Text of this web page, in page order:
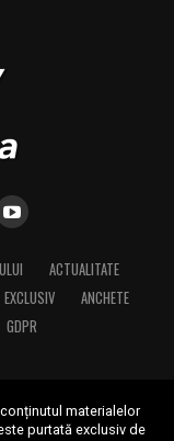
ACTUALITATE
EXCLUSIV
ANCHETE
GDPR
materialelor
purtată exclusiv de